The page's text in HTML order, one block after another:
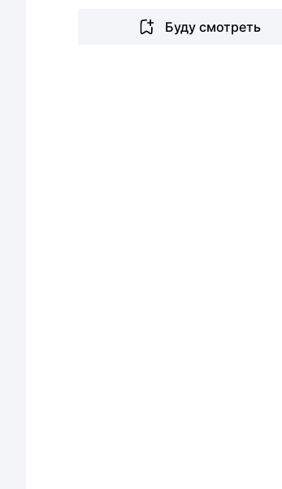
Буду смотреть